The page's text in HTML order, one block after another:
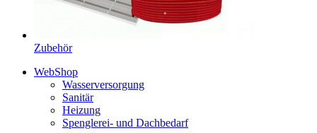
Zubehör
WebShop
Wasserversorgung
Sanitär
Heizung
Spenglerei- und Dachbedarf